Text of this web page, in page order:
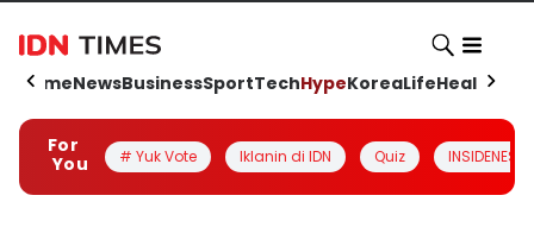
HomeNewsBusinessSportTechHypeKoreaLifeHealth
For
You
# Yuk Vote Iklanin di IDN Quiz INSIDENESIA